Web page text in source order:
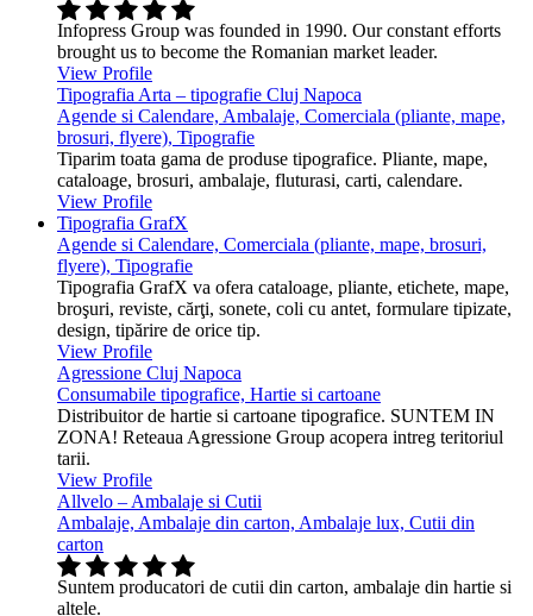
Infopress Group was founded in 1990. Our constant efforts
brought us to become the Romanian market leader.
View Profile
Tipografia Arta – tipografie Cluj Napoca
Agende si Calendare, Ambalaje, Comerciala (pliante, mape,
brosuri, flyere), Tipografie
Tiparim toata gama de produse tipografice. Pliante, mape,
cataloage, brosuri, ambalaje, fluturasi, carti, calendare.
View Profile
Tipografia GrafX
Agende si Calendare, Comerciala (pliante, mape, brosuri,
flyere), Tipografie
Tipografia GrafX va ofera cataloage, pliante, etichete, mape,
broşuri, reviste, cărţi, sonete, coli cu antet, formulare tipizate,
design, tipărire de orice tip.
View Profile
Agressione Cluj Napoca
Consumabile tipografice, Hartie si cartoane
Distribuitor de hartie si cartoane tipografice. SUNTEM IN
ZONA! Reteaua Agressione Group acopera intreg teritoriul
tarii.
View Profile
Allvelo – Ambalaje si Cutii
Ambalaje, Ambalaje din carton, Ambalaje lux, Cutii din
carton
Suntem producatori de cutii din carton, ambalaje din hartie si
altele.